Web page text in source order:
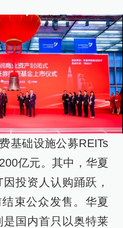
基础设施公募REITs
亿元。其中，华夏
投资人认购踊跃，
束公众发售。华夏
国内首只以奥特莱